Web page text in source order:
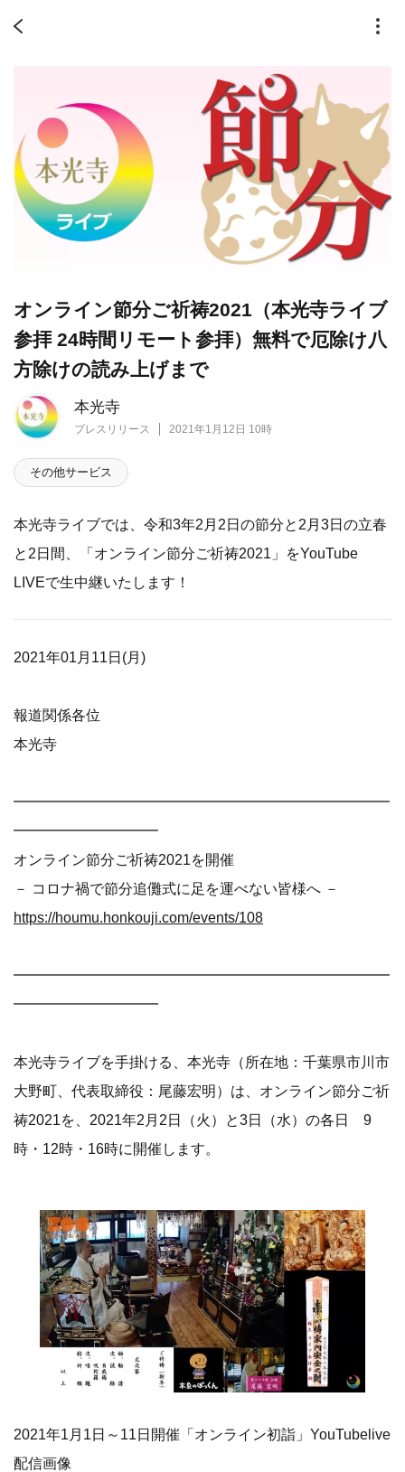
本光寺
プレスリリース 2021年1月12日 10時
オンライン節分ご祈祷2021（本光寺ライブ
参拝 24時間リモート参拝）無料で厄除け八
方除けの読み上げまで
その他サービス
本光寺ライブでは、令和3年2月2日の節分と2月3日の立春
と2日間、「オンライン節分ご祈祷2021」をYouTube
LIVEで生中継いたします！
2021年01月11日(月)
報道関係各位
本光寺
━━━━━━━━━━━━━━━━━━━━━━━━━━
━━━━━━━━━━
オンライン節分ご祈祷2021を開催
－ コロナ禍で節分追儺式に足を運べない皆様へ －
https://houmu.honkouji.com/events/108
━━━━━━━━━━━━━━━━━━━━━━━━━━
━━━━━━━━━━
本光寺ライブを手掛ける、本光寺（所在地：千葉県市川市
大野町、代表取締役：尾藤宏明）は、オンライン節分ご祈
祷2021を、2021年2月2日（火）と3日（水）の各日 9
時・12時・16時に開催します。
2021年1月1日～11日開催「オンライン初詣」YouTubelive
配信画像